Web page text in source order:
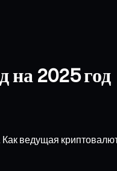
на 2025 год
ведущая